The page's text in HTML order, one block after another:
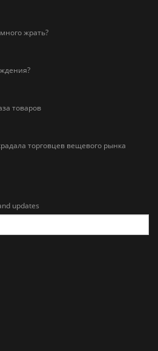
жрать?
товаров
торговцев вещевого рынка
updates